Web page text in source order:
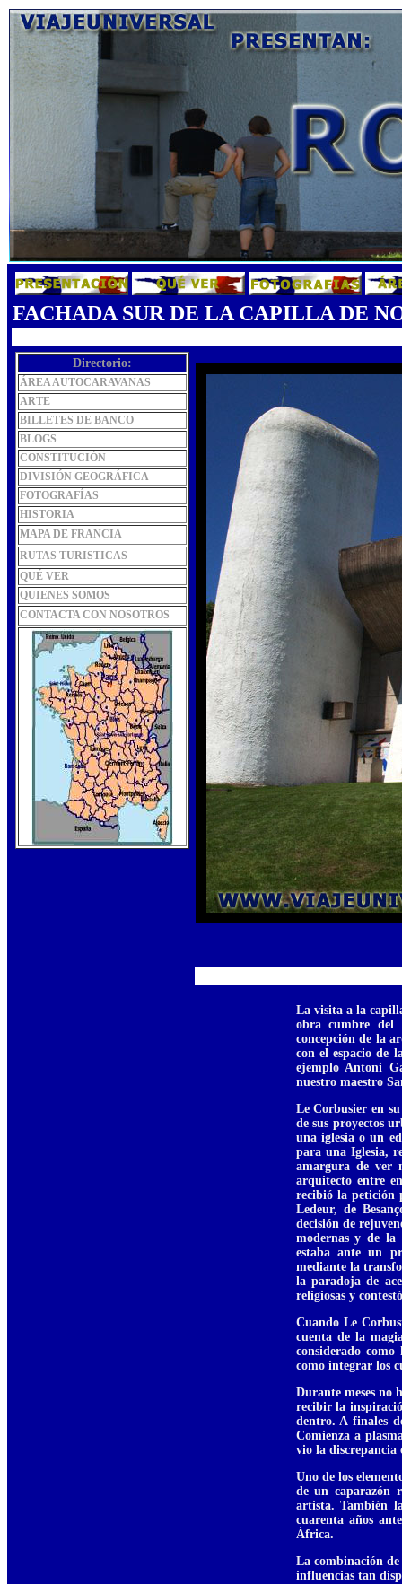
FACHADA SUR DE LA CAPILLA DE
Directorio:
ÁREA AUTOCARAVANAS
ARTE
BILLETES DE BANCO
BLOGS
CONSTITUCIÓN
DIVISIÓN GEOGRÁFICA
FOTOGRAFÍAS
HISTORIA
MAPA DE FRANCIA
RUTAS TURISTICAS
QUÉ VER
QUIENES SOMOS
CONTACTA CON NOSOTROS
La visita a la
obra cumbre del
concepción de la
con el espacio de
ejemplo Antoni
nuestro maestro
Le Corbusier en
de sus proyectos
una iglesia o un
para una Iglesia,
amargura de ver
arquitecto entre
recibió la petición
Ledeur, de
decisión de
modernas y de la
estaba ante un
mediante la
la paradoja de
religiosas y
Cuando Le
cuenta de la
considerado
como integrar los
Durante meses no
recibir la
dentro. A finales
Comienza a
vio la discrepancia
Uno de los
de un caparazón
artista. También
cuarenta años
África.
La combinación
influencias tan